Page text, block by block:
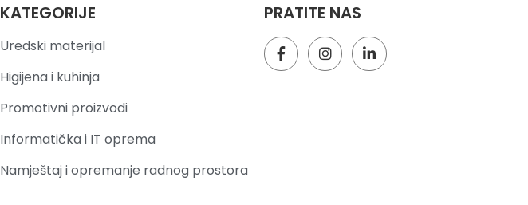
KATEGORIJE
Uredski materijal
Higijena i kuhinja
Promotivni proizvodi
Informatička i IT oprema
Namještaj i opremanje radnog prostora
PRATITE NAS